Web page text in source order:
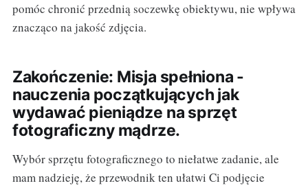
pomóc chronić przednią soczewkę obiektywu, nie wpływa
znacząco na jakość zdjęcia.
Zakończenie: Misja spełniona -
nauczenia początkujących jak
wydawać pieniądze na sprzęt
fotograficzny mądrze.
Wybór sprzętu fotograficznego to niełatwe zadanie, ale
mam nadzieję, że przewodnik ten ułatwi Ci podjęcie